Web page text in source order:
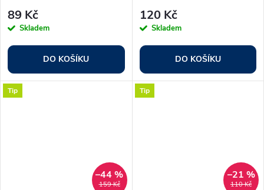
89 Kč
Skladem
DO KOŠÍKU
120 Kč
Skladem
DO KOŠÍKU
Tip
159 Kč
–44 %
Tip
110 Kč
–21 %